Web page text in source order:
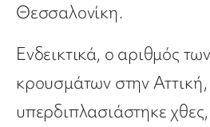
Θεσσαλονίκη.
Ενδεικτικά, ο αριθμός
κρουσμάτων στην Αττική,
υπερδιπλασιάστηκε